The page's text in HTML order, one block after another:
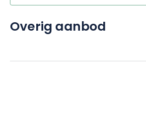
Overig aanbod